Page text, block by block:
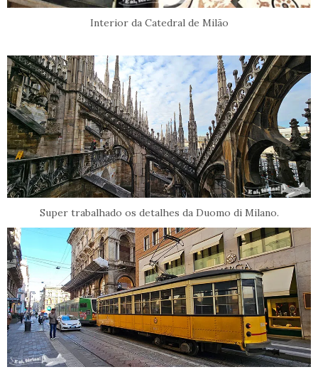
Interior da Catedral de Milão
Super trabalhado os detalhes da Duomo di Milano.